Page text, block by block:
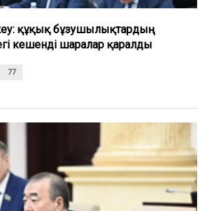
құқық бұзушылықтардың
кешенді шаралар қаралды
77